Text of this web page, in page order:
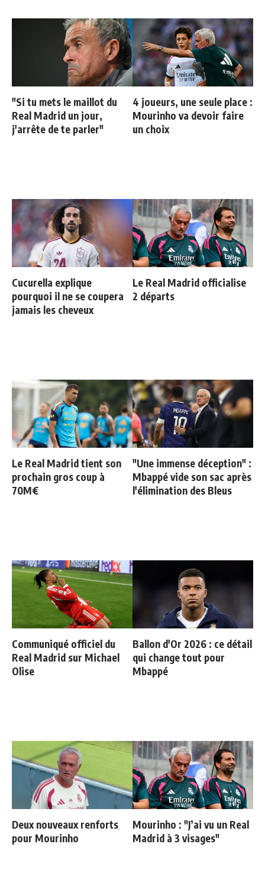
"Si tu mets le maillot du
Real Madrid un jour,
j'arrête de te parler"
4 joueurs, une seule place :
Mourinho va devoir faire
un choix
Cucurella explique
pourquoi il ne se coupera
jamais les cheveux
Le Real Madrid officialise
2 départs
Le Real Madrid tient son
prochain gros coup à
70M€
"Une immense déception" :
Mbappé vide son sac après
l'élimination des Bleus
Communiqué officiel du
Real Madrid sur Michael
Olise
Ballon d'Or 2026 : ce détail
qui change tout pour
Mbappé
Deux nouveaux renforts
pour Mourinho
Mourinho : "J’ai vu un Real
Madrid à 3 visages"